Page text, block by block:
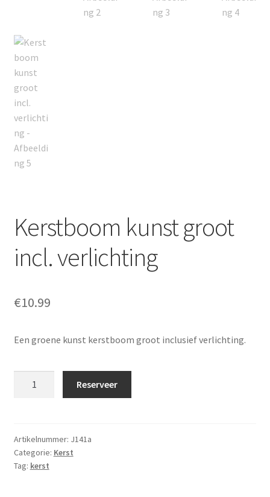
Kerstboom kunst groot
incl. verlichting
€10.99
Een groene kunst kerstboom groot inclusief verlichting.
verlichting
aantal
Reserveer
Artikelnummer: J141a
Categorie: Kerst
Tag: kerst